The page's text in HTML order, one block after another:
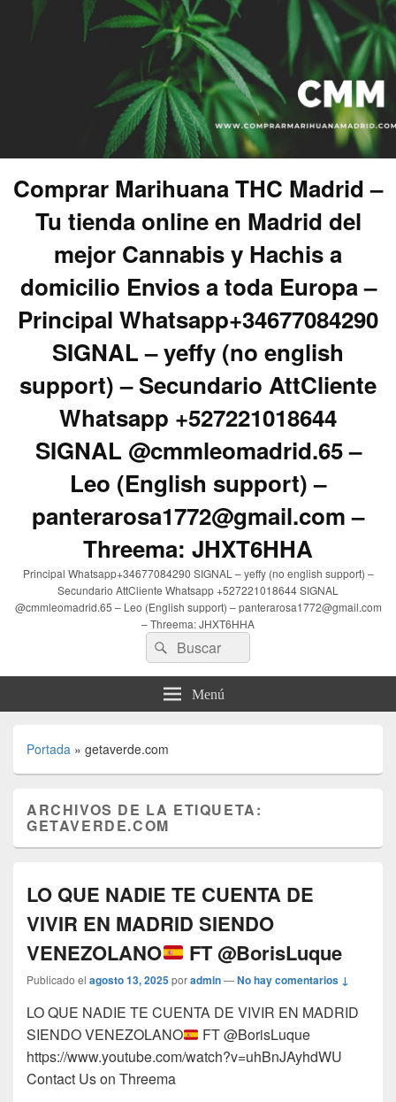
Comprar Marihuana THC Madrid –
Tu tienda online en Madrid del
mejor Cannabis y Hachis a
domicilio Envios a toda Europa –
Principal Whatsapp+34677084290
SIGNAL – yeffy (no english
support) – Secundario AttCliente
Whatsapp +527221018644
SIGNAL @cmmleomadrid.65 –
Leo (English support) –
panterarosa1772@gmail.com –
Threema: JHXT6HHA
Principal Whatsapp+34677084290 SIGNAL – yeffy (no english support) –
Secundario AttCliente Whatsapp +527221018644 SIGNAL
@cmmleomadrid.65 – Leo (English support) – panterarosa1772@gmail.com
– Threema: JHXT6HHA
Buscar
por:
Buscar
Menú
Portada » getaverde.com
ARCHIVOS DE LA ETIQUETA:
GETAVERDE.COM
LO QUE NADIE TE CUENTA DE
VIVIR EN MADRID SIENDO
VENEZOLANO
FT ‪@BorisLuque‬
Publicado el agosto 13, 2025poradmin—No hay comentarios ↓
LO QUE NADIE TE CUENTA DE VIVIR EN MADRID
SIENDO VENEZOLANO
FT ‪@BorisLuque‬
https://www.youtube.com/watch?v=uhBnJAyhdWU
Contact Us on Threema